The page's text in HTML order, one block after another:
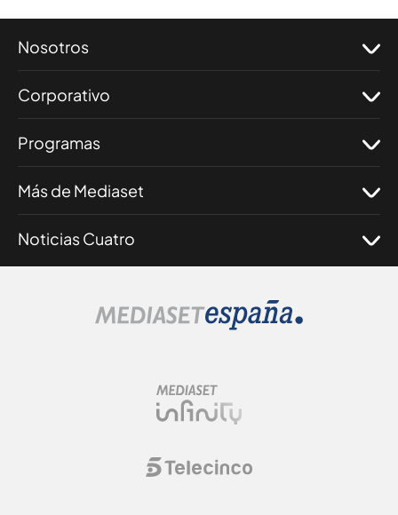
Nosotros
Corporativo
Programas
Más de Mediaset
Noticias Cuatro